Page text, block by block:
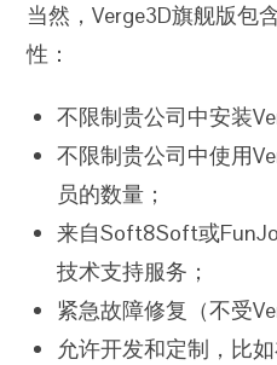
当然，Verge3D旗舰版包
性：
不限制贵公司中安装
不限制贵公司中使用
员的数量；
来自Soft8Soft或
技术支持服务；
紧急故障修复（不受
允许开发和定制，比